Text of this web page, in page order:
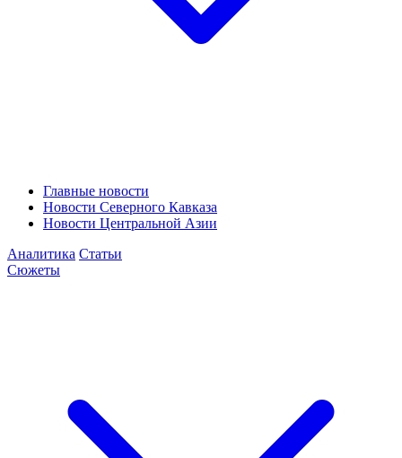
Главные новости
Новости Северного Кавказа
Новости Центральной Азии
Аналитика Статьи
Сюжеты